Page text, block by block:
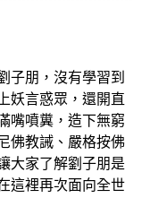
子朋，沒有學習到
妖言惑眾，還開直
嘴噴糞，造下無窮
佛教誡、嚴格按佛
大家了解劉子朋是
這裡再次面向全世